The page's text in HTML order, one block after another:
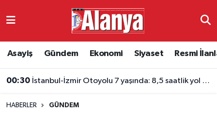
Asayiş Gündem Ekonomi Siyaset Resmi
00:30 İstanbul-İzmir Otoyolu 7 yaşında: 8,5 saatlik yol 3,5 saate indi
23:54 Alanyaspor'da yeni sezon mesaisi: Transferde son durum
HABERLER GÜNDEM
Ekonomi
Antalya Namaz Vakitleri